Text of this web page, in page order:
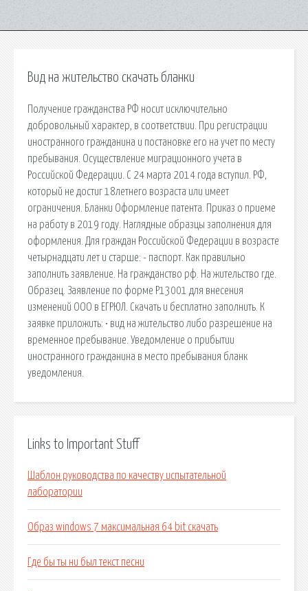
Вид на жительство скачать бланки
Получение гражданства РФ носит исключительно
добровольный характер, в соответствии. При регистрации
иностранного гражданина и постановке его на учет по месту
пребывания. Осуществление миграционного учета в
Российской Федерации. С 24 марта 2014 года вступил. РФ,
который не достиг 18летнего возраста или имеет
ограничения. Бланки Оформление патента. Приказ о приеме
на работу в 2019 году. Наглядные образцы заполнения для
оформления. Для граждан Российской Федерации в возрасте
четырнадцати лет и старше: - паспорт. Как правильно
заполнить заявление. На гражданство рф. На жительство где.
Образец. Заявление по форме Р13001 для внесения
изменений ООО в ЕГРЮЛ. Скачать и бесплатно заполнить. К
заявке приложить: • вид на жительство либо разрешение на
временное пребывание. Уведомление о прибытии
иностранного гражданина в место пребывания бланк
уведомления.
Links to Important Stuff
Шаблон руководства по качеству испытательной
лаборатории
Образ windows 7 максимальная 64 bit скачать
Где бы ты ни был текст песни